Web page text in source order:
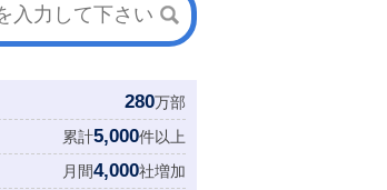
280万部
累計5,000件以上
月間4,000社増加